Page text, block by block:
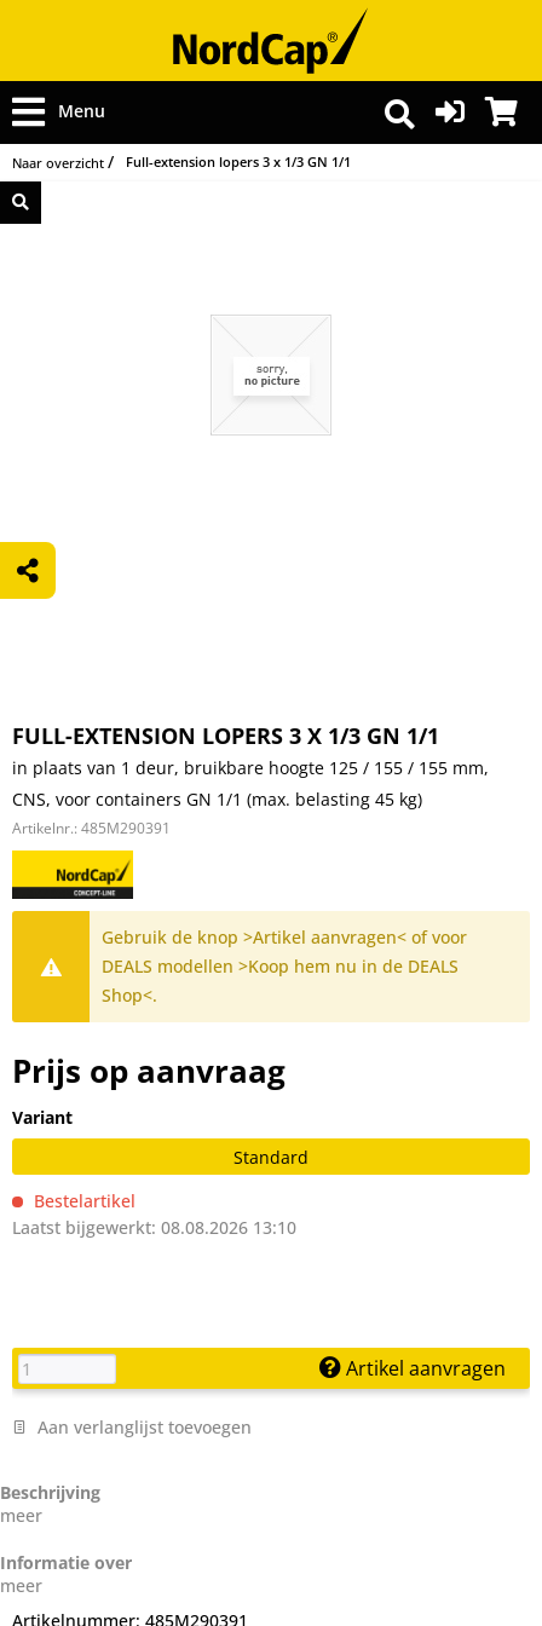
Menu
Naar overzicht Full-extension lopers 3 x 1/3 GN 1/1
FULL-EXTENSION LOPERS 3 X 1/3 GN 1/1
in plaats van 1 deur, bruikbare hoogte 125 / 155 / 155 mm,
CNS, voor containers GN 1/1 (max. belasting 45 kg)
Artikelnr.: 485M290391
Gebruik de knop >Artikel aanvragen< of voor
DEALS modellen >Koop hem nu in de DEALS
Shop<.
Prijs op aanvraag
Variant
Standard
Bestelartikel
Laatst bijgewerkt: 08.08.2026 13:10
Artikel aanvragen
Aan verlanglijst toevoegen
Beschrijving
meer
Informatie over
meer
Artikelnummer: 485M290391